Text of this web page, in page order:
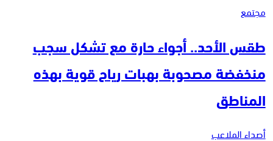
مجتمع
طقس الأحد.. أجواء حارة مع تشكل سجب
منخفضة مصحوبة بهبات رياح قوية بهذه
المناطق
أصداء الملاعب